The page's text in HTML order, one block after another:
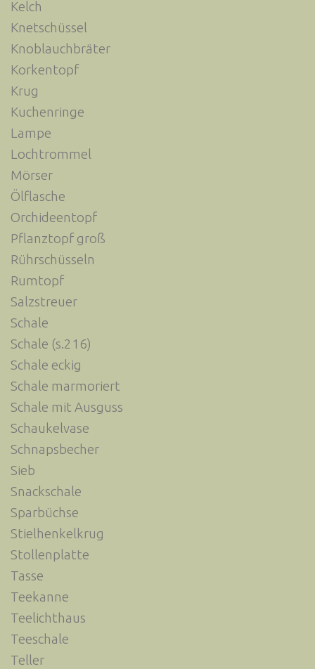
Kelch
Knetschüssel
Knoblauchbräter
Korkentopf
Krug
Kuchenringe
Lampe
Lochtrommel
Mörser
Ölflasche
Orchideentopf
Pflanztopf groß
Rührschüsseln
Rumtopf
Salzstreuer
Schale
Schale (s.216)
Schale eckig
Schale marmoriert
Schale mit Ausguss
Schaukelvase
Schnapsbecher
Sieb
Snackschale
Sparbüchse
Stielhenkelkrug
Stollenplatte
Tasse
Teekanne
Teelichthaus
Teeschale
Teller